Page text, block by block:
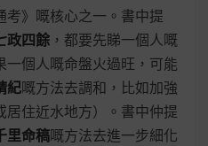
考》嘅核心之一。書中提
政四餘 ，都要先睇一個人嘅
一個人嘅命盤火過旺，可能
紀嘅方法去調和，比如加強
居住近水地方）。書中仲提
里命稿嘅方法去進一步細化